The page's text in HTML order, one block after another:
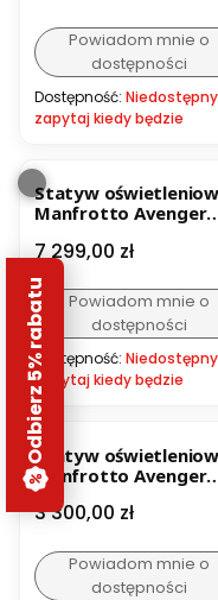
Powiadom mnie o
dostępności
Dostępność:
zapytaj kiedy będzie
Statyw
Manfrotto Avenger
chromowany
Cena
7 299,00 zł
Powiadom mnie o
dostępności
Dostępność:
zapytaj kiedy będzie
Statyw
Manfrotto Avenger
WIND UP 2 sekc.
chromowany
Cena
3 300,00 zł
Powiadom mnie o
dostępności
Odbierz 5% rabatu